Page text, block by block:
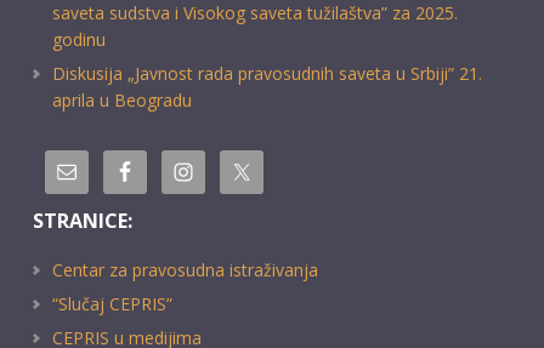
saveta sudstva i Visokog saveta tužilaštva” za 2025.
godinu
Diskusija „Javnost rada pravosudnih saveta u Srbiji” 21.
aprila u Beogradu
STRANICE:
Centar za pravosudna istraživanja
“Slučaj CEPRIS”
CEPRIS u medijima